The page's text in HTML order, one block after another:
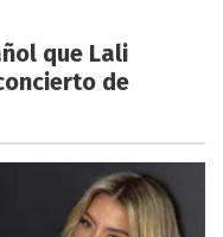
que Lali
de